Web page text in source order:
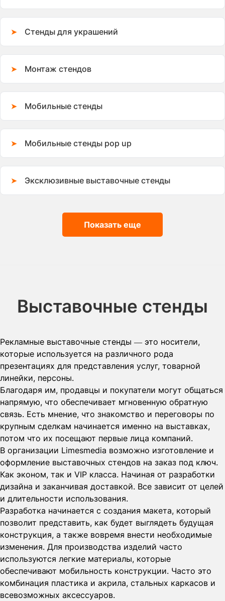
Стенды для украшений
Монтаж стендов
Мобильные стенды
Мобильные стенды pop up
Эксклюзивные выставочные стенды
Показать еще
Выставочные стенды
Рекламные выставочные стенды — это носители,
которые используется на различного рода
презентациях для представления услуг, товарной
линейки, персоны.
Благодаря им, продавцы и покупатели могут общаться
напрямую, что обеспечивает мгновенную обратную
связь. Есть мнение, что знакомство и переговоры по
крупным сделкам начинается именно на выставках,
потом что их посещают первые лица компаний.
В организации Limesmedia возможно изготовление и
оформление выставочных стендов на заказ под ключ.
Как эконом, так и VIP класса. Начиная от разработки
дизайна и заканчивая доставкой. Все зависит от целей
и длительности использования.
Разработка начинается с создания макета, который
позволит представить, как будет выглядеть будущая
конструкция, а также вовремя внести необходимые
изменения. Для производства изделий часто
используются легкие материалы, которые
обеспечивают мобильность конструкции. Часто это
комбинация пластика и акрила, стальных каркасов и
всевозможных аксессуаров.